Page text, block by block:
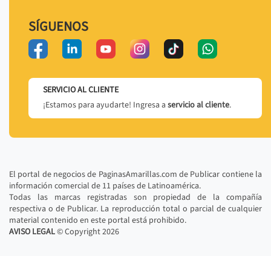
SÍGUENOS
SERVICIO AL CLIENTE
¡Estamos para ayudarte! Ingresa a servicio al cliente.
El portal de negocios de PaginasAmarillas.com de Publicar contiene la
información comercial de 11 países de Latinoamérica.
Todas las marcas registradas son propiedad de la compañía
respectiva o de Publicar. La reproducción total o parcial de cualquier
material contenido en este portal está prohibido.
AVISO LEGAL© Copyright2026